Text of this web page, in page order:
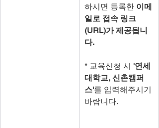
하시면 등록한 이메
일로 접속 링크
(URL)가 제공됩니
다.
* 교육신청 시 '연세
대학교, 신촌캠퍼
스'를 입력해주시기
바랍니다.